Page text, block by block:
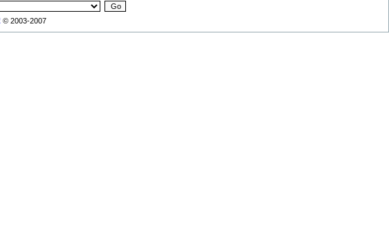
© 2003-2007